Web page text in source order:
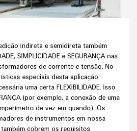
indireta e semidireta também
SIMPLICIDADE e SEGURANÇA nas
de corrente e tensão. No
especiais desta aplicação
uma certa FLEXIBILIDADE. Isso
(por exemplo, a conexão de uma
de vez em quando). Os
de instrumentos em nossa
cobrem os requisitos